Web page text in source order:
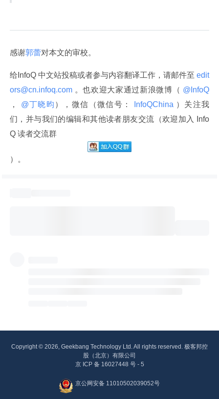
感谢郭蕾对本文的审校。
给InfoQ 中文站投稿或者参与内容翻译工作，请邮件至 edit
ors@cn.infoq.com 。也欢迎大家通过新浪微博（
，
@丁晓昀 ），微信（微信号： InfoQChina ）关注我
们，并与我们的编辑和其他读者朋友交流（欢迎加入 Info
Q 读者交流群
）。
Copyright © 2026, Geekbang Technology Ltd. All rights reserved. 极客邦控
股（北京）有限公司
京 ICP 备 16027448 号 - 5
京公网安备 11010502039052号